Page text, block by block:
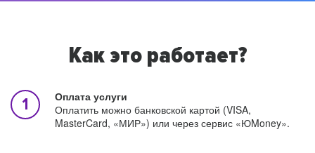
Как это работает?
Оплата услуги
Оплатить можно банковской картой (VISA,
MasterCard, «МИР») или через сервис «ЮMoney».